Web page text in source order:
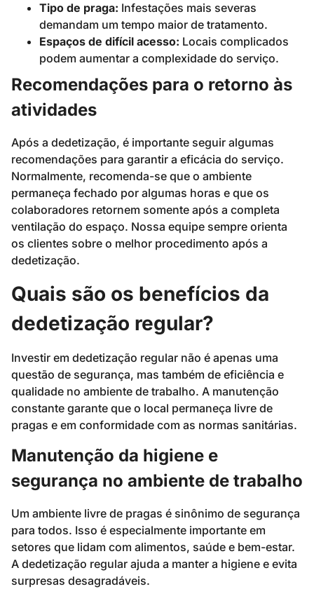
Tipo de praga: Infestações mais severas
demandam um tempo maior de tratamento.
Espaços de difícil acesso: Locais complicados
podem aumentar a complexidade do serviço.
Recomendações para o retorno às
atividades
Após a dedetização, é importante seguir algumas
recomendações para garantir a eficácia do serviço.
Normalmente, recomenda-se que o ambiente
permaneça fechado por algumas horas e que os
colaboradores retornem somente após a completa
ventilação do espaço. Nossa equipe sempre orienta
os clientes sobre o melhor procedimento após a
dedetização.
Quais são os benefícios da
dedetização regular?
Investir em dedetização regular não é apenas uma
questão de segurança, mas também de eficiência e
qualidade no ambiente de trabalho. A manutenção
constante garante que o local permaneça livre de
pragas e em conformidade com as normas sanitárias.
Manutenção da higiene e
segurança no ambiente de trabalho
Um ambiente livre de pragas é sinônimo de segurança
para todos. Isso é especialmente importante em
setores que lidam com alimentos, saúde e bem-estar.
A dedetização regular ajuda a manter a higiene e evita
surpresas desagradáveis.